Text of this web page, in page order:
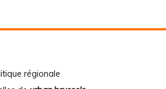
régionale